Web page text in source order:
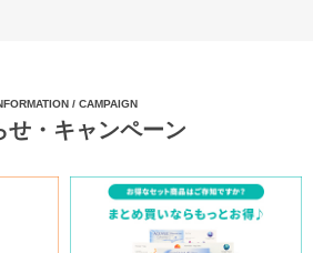
/ CAMPAIGN
せ・キャンペーン